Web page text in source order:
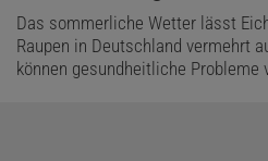
Das sommerliche Wetter lässt
Raupen in Deutschland vermehrt
können gesundheitliche Probleme